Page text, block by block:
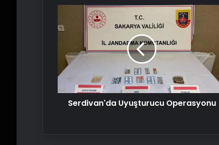
Serdivan'da
Uyuşturucu
Operasyonu
Serdivan'da Uyuşturucu Operasyonu